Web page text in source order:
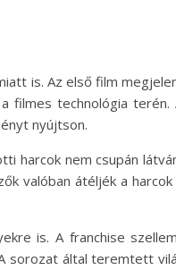
is. Az első film
technológia terén.
nyújtson.
harcok nem csupán
valóban átéljék a
is. A franchise
sorozat által teremtett